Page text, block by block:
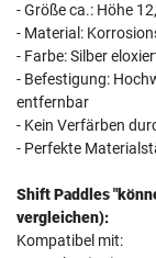
- Größe ca.: Höhe
- Material:
- Farbe: Silber
- Befestigung:
entfernbar
- Kein Verfärben
- Perfekte
Shift Paddles
vergleichen):
Kompatibel mit: